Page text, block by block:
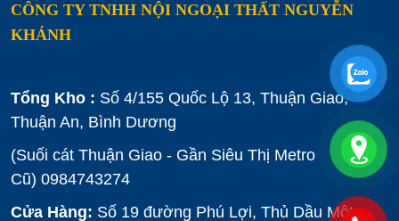
CÔNG TY TNHH NỘI NGOẠI THẤT NGUYỄN
KHÁNH
Tổng Kho : Số 4/155 Quốc Lộ 13, Thuận Giao,
Thuận An, Bình Dương
(Suối cát Thuận Giao - Gần Siêu Thị Metro
Cũ) 0984743274
Cửa Hàng: Số 19 đường Phú Lợi, Thủ Dầu Một :